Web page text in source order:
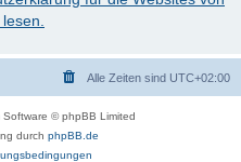
Alle Zeiten sind UTC+02:00
Software © phpBB Limited
durch phpBB.de